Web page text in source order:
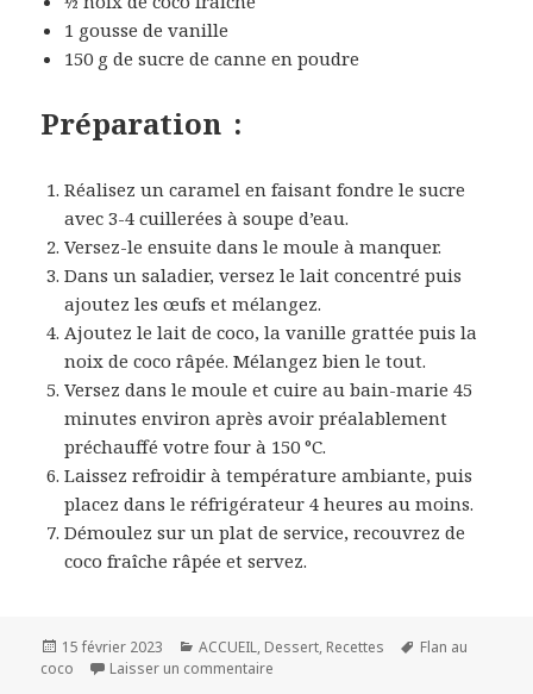
1 gousse de vanille
150 g de sucre de canne en poudre
Préparation :
Réalisez un caramel en faisant fondre le sucre
avec 3-4 cuillerées à soupe d’eau.
Versez-le ensuite dans le moule à manquer.
Dans un saladier, versez le lait concentré puis
ajoutez les œufs et mélangez.
Ajoutez le lait de coco, la vanille grattée puis la
noix de coco râpée. Mélangez bien le tout.
Versez dans le moule et cuire au bain-marie 45
minutes environ après avoir préalablement
préchauffé votre four à 150 °C.
Laissez refroidir à température ambiante, puis
placez dans le réfrigérateur 4 heures au moins.
Démoulez sur un plat de service, recouvrez de
coco fraîche râpée et servez.
Publié
le
15 février 2023 Catégories
ACCUEIL, Dessert, Recettes
Mots-
Flan au
coco
Laisser un commentaire